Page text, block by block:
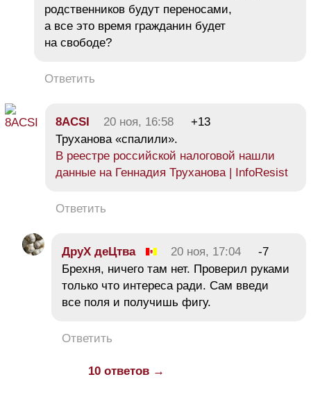
родственников будут переносами,
а все это время гражданин будет
на свободе?
Ответить
8ACSI 20 ноя, 16:58
+13
Труханова «спалили».
В реестре российской налоговой нашли
данные на Геннадия Труханова | InfoResist
Ответить
ДруХ деЦтва 20 ноя, 17:04
-7
Брехня, ничего там нет. Проверил руками
только что интереса ради. Сам введи
все поля и получишь фигу.
Ответить
10 ответов →